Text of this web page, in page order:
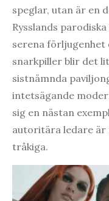
speglar, utan är en
Rysslands
serena förljugenhet
snarkpiller blir det
sistnämnda
intetsägande
sig en nästan
autoritära ledare är
tråkiga.